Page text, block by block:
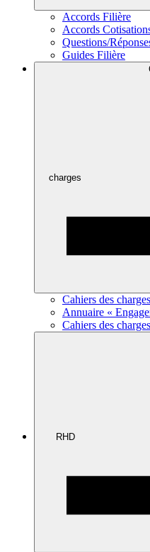
Accords Filière
Accords
Questions/
Guides Filière
charges
Cahiers des
Annuaire «
Cahiers des
RHD